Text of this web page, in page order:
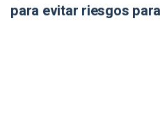
para evitar riesgos